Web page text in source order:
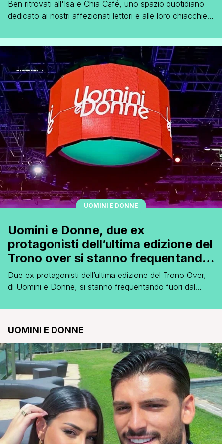
Ben ritrovati all'Isa e Chia Café, uno spazio quotidiano
dedicato ai nostri affezionati lettori e alle loro chiacchiere
più e del meno, cazz*ggiare, conoscervi e scherzare tra
di voi, senza dover spettegolare necessariamente sui
gossip del momento. Buone chiacchiere!
UOMINI E DONNE
Uomini e Donne, due ex
protagonisti dell’ultima edizione del
Trono over si stanno frequentando
fuori dal programma: ecco chi sono
Due ex protagonisti dell’ultima edizione del Trono Over,
di Uomini e Donne, si stanno frequentando fuori dal
discutere nelle ultime ore soprattutto perchè, nel corso
abbastanza burrascoso. Parliamo di Edoardo Nestori e
Paola Fatuzzo, protagonisti di numerosi infuocati [']
UOMINI E DONNE